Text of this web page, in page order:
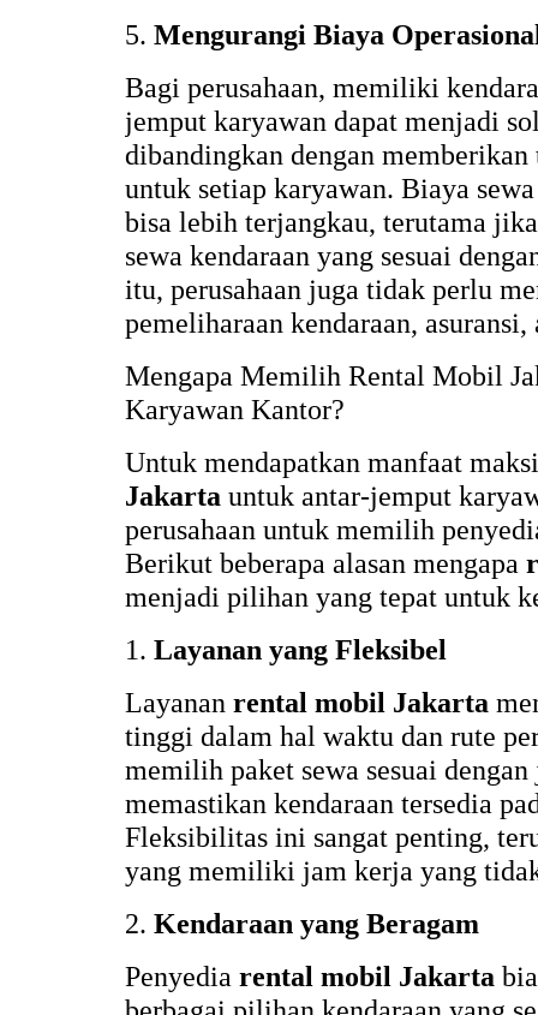
5.Mengurangi Biaya
Bagi perusahaan, memiliki
jemput karyawan dapat menjadi
dibandingkan dengan
untuk setiap karyawan. Biaya
bisa lebih terjangkau, terutama
sewa kendaraan yang sesuai
itu, perusahaan juga tidak perlu
pemeliharaan kendaraan,
Mengapa Memilih Rental Mobil
Karyawan Kantor?
Untuk mendapatkan manfaat
Jakarta untuk antar-jemput
perusahaan untuk memilih
Berikut beberapa alasan mengapa
menjadi pilihan yang tepat untuk
1.Layanan yang Fleksibel
Layananrental mobil Jakarta
tinggi dalam hal waktu dan rute
memilih paket sewa sesuai
memastikan kendaraan tersedia
Fleksibilitas ini sangat penting,
yang memiliki jam kerja yang
2.Kendaraan yang Beragam
Penyediarental mobil Jakarta